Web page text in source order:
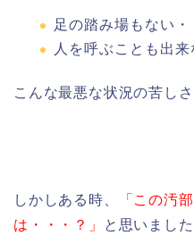
足の踏み場もない・
人を呼ぶことも出来
こんな最悪な状況の苦し
しかしある時、
「この汚
は・・・？」
と思いました